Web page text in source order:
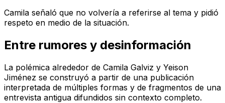
Camila señaló que no volvería a referirse al tema y pidió
respeto en medio de la situación.
Entre rumores y desinformación
La polémica alrededor de Camila Galviz y Yeison
Jiménez se construyó a partir de una publicación
interpretada de múltiples formas y de fragmentos de una
entrevista antigua difundidos sin contexto completo.